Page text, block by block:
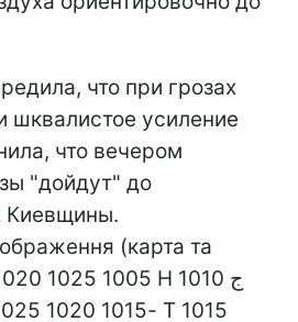
что при грозах
шквалистое усиление
что вечером
"дойдут" до